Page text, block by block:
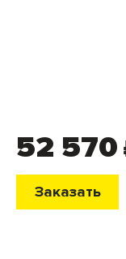
52 570
Заказать